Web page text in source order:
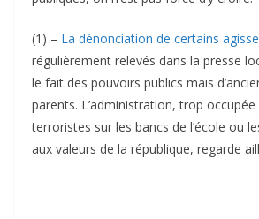
(1) – La dénonciation de certains
régulièrement relevés dans la presse
le fait des pouvoirs publics mais
parents. L’administration, trop
terroristes sur les bancs de l’école ou
aux valeurs de la république, regarde